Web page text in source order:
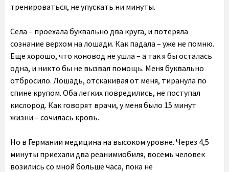
тренироваться, не упускать ни минуты.
Села – проехала буквально два круга, и потеряла
сознание верхом на лошади. Как падала – уже не помню.
Еще хорошо, что коновод не ушла – а так я бы осталась
одна, и никто бы не вызвал помощь. Меня буквально
отбросило. Лошадь, отскакивая от меня, тиранула по
спине крупом. Оба легких повредились, не поступал
кислород. Как говорят врачи, у меня было 15 минут
жизни – сочилась кровь.
Но в Германии медицина на высоком уровне. Через 4,5
минуты приехали два реанимиобиля, восемь человек
возились со мной больше часа, пока не